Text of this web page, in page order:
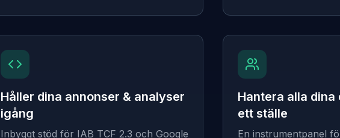
Håller dina annonser & analyser
igång
Inbyggt stöd för IAB TCF 2.3 och Google
Hantera alla dina
ett ställe
En instrumentpanel